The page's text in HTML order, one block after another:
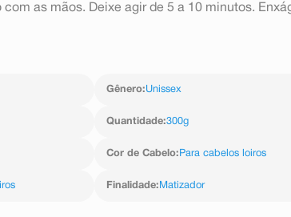
as mãos. Deixe agir de 5 a 10 minutos.
Gênero:Unissex
Quantidade:300g
Cor de Cabelo: Para cabelos loiros
Finalidade: Matizador